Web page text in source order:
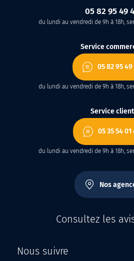
05 82 95 49
du lundi au vendredi de 9h à 18h,
Service
05 82 95 49
du lundi au vendredi de 9h à 18h,
Service client
05 35 54 01
du lundi au vendredi de 9h à 18h,
Nos
Consultez les
Nous suivre